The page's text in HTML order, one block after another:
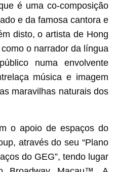
é uma co-composição
e da famosa cantora e
disto, o artista de Hong
o narrador da língua
numa envolvente
música e imagem
maravilhas naturais dos
o apoio de espaços do
através do seu “Plano
do GEG”, tendo lugar